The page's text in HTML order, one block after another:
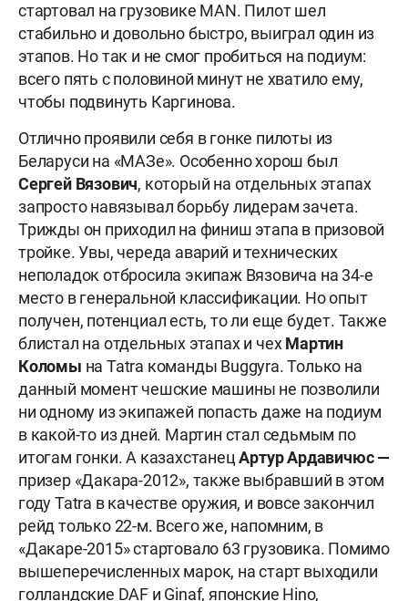
стартовал на грузовике MAN. Пилот шел
стабильно и довольно быстро, выиграл один из
этапов. Но так и не смог пробиться на подиум:
всего пять с половиной минут не хватило ему,
чтобы подвинуть Каргинова.
Отлично проявили себя в гонке пилоты из
Беларуси на «МАЗе». Особенно хорош был
Сергей Вязович, который на отдельных этапах
запросто навязывал борьбу лидерам зачета.
Трижды он приходил на финиш этапа в призовой
тройке. Увы, череда аварий и технических
неполадок отбросила экипаж Вязовича на 34-е
место в генеральной классификации. Но опыт
получен, потенциал есть, то ли еще будет. Также
блистал на отдельных этапах и чехМартин
Коломы на Tatra команды Buggyra. Только на
данный момент чешские машины не позволили
ни одному из экипажей попасть даже на подиум
в какой-то из дней. Мартин стал седьмым по
итогам гонки. А казахстанецАртур Ардавичюс —
призер «Дакара-2012», также выбравший в этом
году Tatra в качестве оружия, и вовсе закончил
рейд только 22-м. Всего же, напомним, в
«Дакаре-2015» стартовало 63 грузовика. Помимо
вышеперечисленных марок, на старт выходили
голландские DAF и Ginaf, японские Hino,